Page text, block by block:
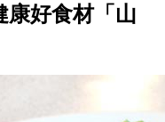
康好食材「山